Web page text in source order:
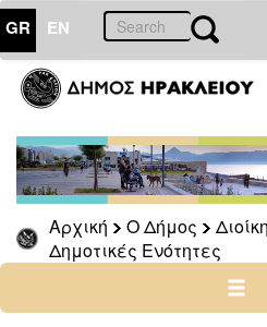
GR EN
Αρχική Ο Δήμος
Δημοτικές Ενότητες
ΔΗΜΟΣ
Διοίκηση
Αντιδήμαρχοι
Δημοτικό
Συμβούλιο
Δημοτική
Δημοτικές